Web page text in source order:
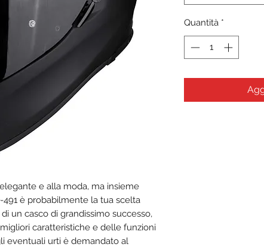
e alla moda, ma insieme
491 è probabilmente la tua scelta
un casco di grandissimo successo,
caratteristiche e delle funzioni
eventuali urti è demandato al
Quantità *